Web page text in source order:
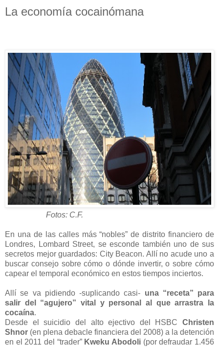
La economía cocainómana
Fotos: C.F.
En una de las calles más “nobles” de distrito financiero de
Londres, Lombard Street, se esconde también uno de sus
secretos mejor guardados: City Beacon. Allí no acude uno a
buscar consejo sobre cómo o dónde invertir, o sobre cómo
capear el temporal económico en estos tiempos inciertos.
Allí se va pidiendo -suplicando casi- una “receta” para
salir del “agujero” vital y personal al que arrastra la
cocaína.
Desde el suicidio del alto ejectivo del HSBC Christen
Shnor (en plena debacle financiera del 2008) a la detención
en el 2011 del “trader” Kweku Abodoli (por defraudar 1.456